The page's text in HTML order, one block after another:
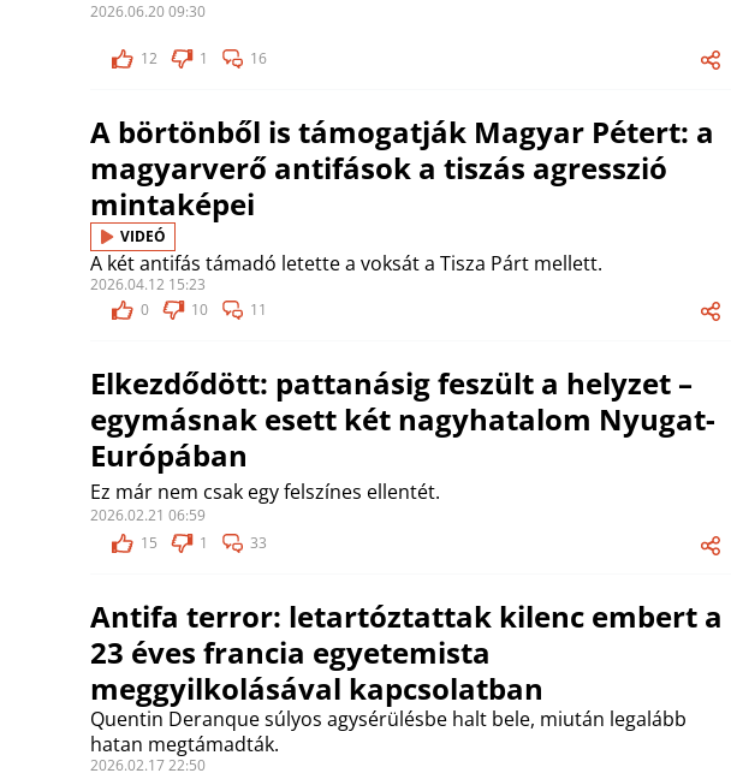
2026.06.20 09:30
12 1 16
A börtönből is támogatják Magyar Pétert: a
magyarverő antifások a tiszás agresszió
mintaképei
VIDEÓ
A két antifás támadó letette a voksát a Tisza Párt mellett.
2026.04.12 15:23
0
10 11
Elkezdődött: pattanásig feszült a helyzet –
egymásnak esett két nagyhatalom Nyugat-
Európában
Ez már nem csak egy felszínes ellentét.
2026.02.21 06:59
15
1 33
Antifa terror: letartóztattak kilenc embert a
23 éves francia egyetemista
meggyilkolásával kapcsolatban
Quentin Deranque súlyos agysérülésbe halt bele, miután legalább
hatan megtámadták.
2026.02.17 22:50